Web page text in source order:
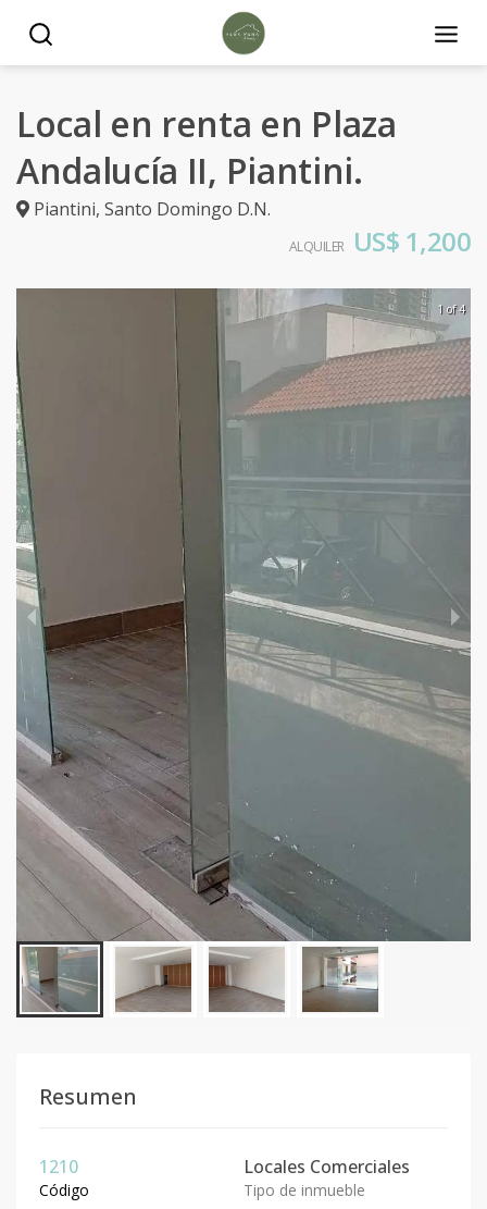
Local en renta en Plaza
Andalucía II, Piantini.
Piantini, Santo Domingo D.N.
ALQUILER US$ 1,200
1 of 4
Resumen
1210
Código
Locales Comerciales
Tipo de inmueble